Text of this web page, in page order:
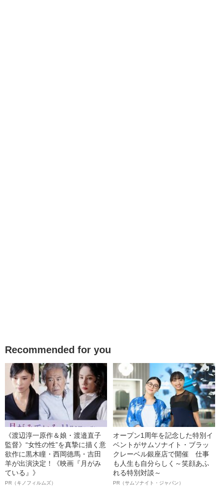
Recommended for you
《渡辺淳一原作＆娘・渡邉直子
監督》“女性の性”を真摯に描く意
欲作に黒木瞳・西岡德馬・吉田
羊が出演決定！《映画『月がみ
ている』》
PR（キノフィルムズ）
オープン1周年を記念した特別イ
ベントがサムソナイト・ブラッ
クレーベル銀座店で開催 仕事
も人生も自分らしく～笑顔あふ
れる特別対談～
PR（サムソナイト・ジャパン）